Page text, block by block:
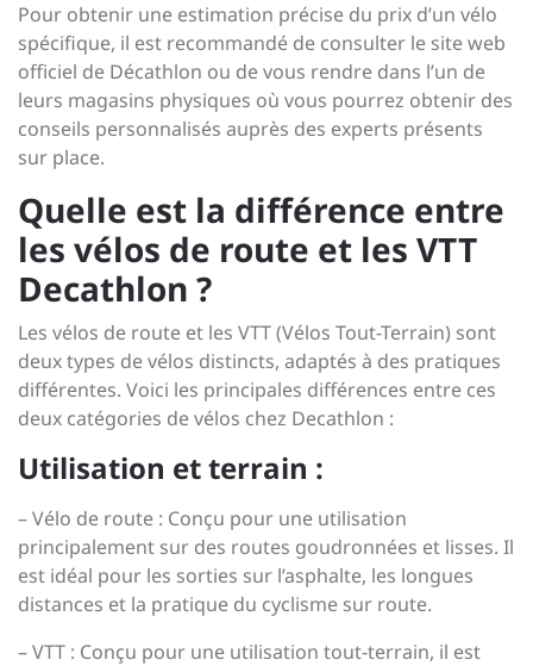
Pour obtenir une estimation précise du prix d’un vélo
spécifique, il est recommandé de consulter le site web
officiel de Décathlon ou de vous rendre dans l’un de
leurs magasins physiques où vous pourrez obtenir des
conseils personnalisés auprès des experts présents
sur place.
Quelle est la différence entre
les vélos de route et les VTT
Decathlon ?
Les vélos de route et les VTT (Vélos Tout-Terrain) sont
deux types de vélos distincts, adaptés à des pratiques
différentes. Voici les principales différences entre ces
deux catégories de vélos chez Decathlon :
Utilisation et terrain :
– Vélo de route : Conçu pour une utilisation
principalement sur des routes goudronnées et lisses. Il
est idéal pour les sorties sur l’asphalte, les longues
distances et la pratique du cyclisme sur route.
– VTT : Conçu pour une utilisation tout-terrain, il est